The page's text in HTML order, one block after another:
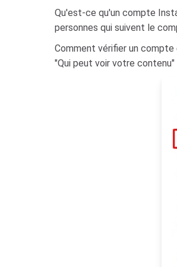
Qu'est-ce qu'un compte
personnes qui suivent le
Comment vérifier un
"Qui peut voir votre